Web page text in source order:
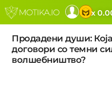
x
Продадени души:
договори со темни
волшебништво?